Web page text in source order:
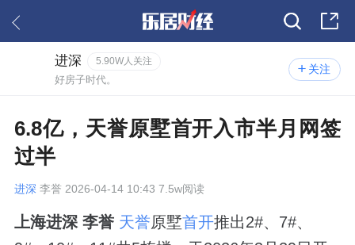
关注
进深 5.90W人关注
好房子时代。
6.8亿，天誉原墅首开入市半月网签
过半
进深 李誉 2026-04-14 10:43 7.5w阅读
上海进深 李誉 天誉原墅首开推出2#、7#、